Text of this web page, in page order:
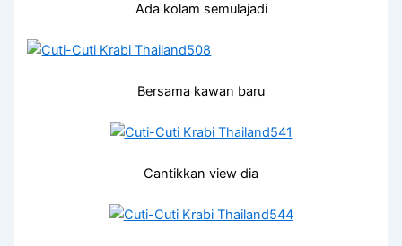
Ada kolam semulajadi
Bersama kawan baru
Cantikkan view dia